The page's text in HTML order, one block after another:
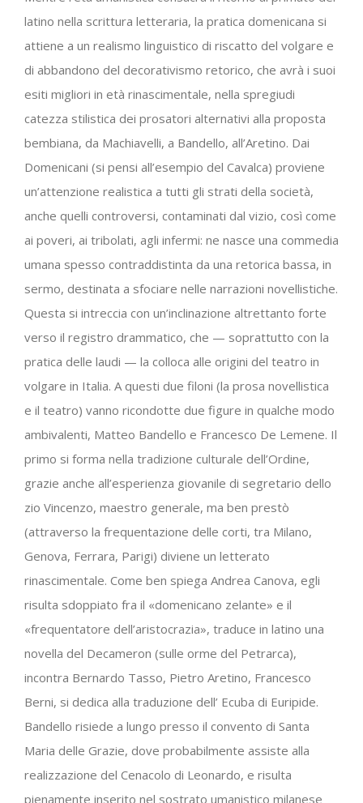
latino nella scrittura letteraria, la pratica domenicana si
attiene a un realismo linguistico di riscatto del volgare e
di abbandono del decorativismo retorico, che avrà i suoi
esiti migliori in età rinascimentale, nella spregiudi
catezza stilistica dei prosatori alternativi alla proposta
bembiana, da Machiavelli, a Bandello, all’Aretino. Dai
Domenicani (si pensi all’esempio del Cavalca) proviene
un’attenzione realistica a tutti gli strati della società,
anche quelli controversi, contaminati dal vizio, così come
ai poveri, ai tribolati, agli infermi: ne nasce una commedia
umana spesso contraddistinta da una retorica bassa, in
sermo, destinata a sfociare nelle narrazioni novellistiche.
Questa si intreccia con un’inclinazione altrettanto forte
verso il registro drammatico, che — soprattutto con la
pratica delle laudi — la colloca alle origini del teatro in
volgare in Italia. A questi due filoni (la prosa novellistica
e il teatro) vanno ricondotte due figure in qualche modo
ambivalenti, Matteo Bandello e Francesco De Lemene. Il
primo si forma nella tradizione culturale dell’Ordine,
grazie anche all’esperienza giovanile di segretario dello
zio Vincenzo, maestro generale, ma ben prestò
(attraverso la frequentazione delle corti, tra Milano,
Genova, Ferrara, Parigi) diviene un letterato
rinascimentale. Come ben spiega Andrea Canova, egli
risulta sdoppiato fra il «domenicano zelante» e il
«frequentatore dell’aristocrazia», traduce in latino una
novella del Decameron (sulle orme del Petrarca),
incontra Bernardo Tasso, Pietro Aretino, Francesco
Berni, si dedica alla traduzione dell’ Ecuba di Euripide.
Bandello risiede a lungo presso il convento di Santa
Maria delle Grazie, dove probabilmente assiste alla
realizzazione del Cenacolo di Leonardo, e risulta
pienamente inserito nel sostrato umanistico milanese